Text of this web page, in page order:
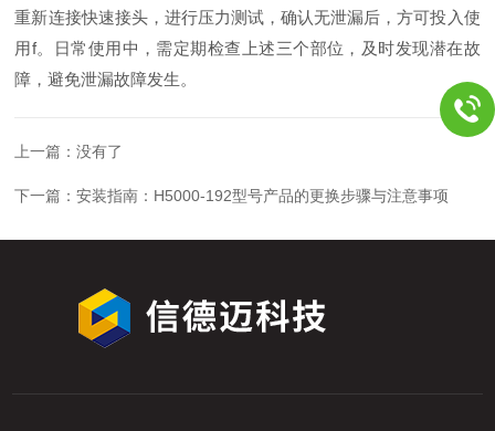
重新连接快速接头，进行压力测试，确认无泄漏后，方可投入使
用f。日常使用中，需定期检查上述三个部位，及时发现潜在故
障，避免泄漏故障发生。
上一篇：没有了
下一篇：安装指南：H5000-192型号产品的更换步骤与注意事项